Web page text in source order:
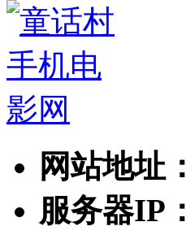
网站地址：
服务器IP：